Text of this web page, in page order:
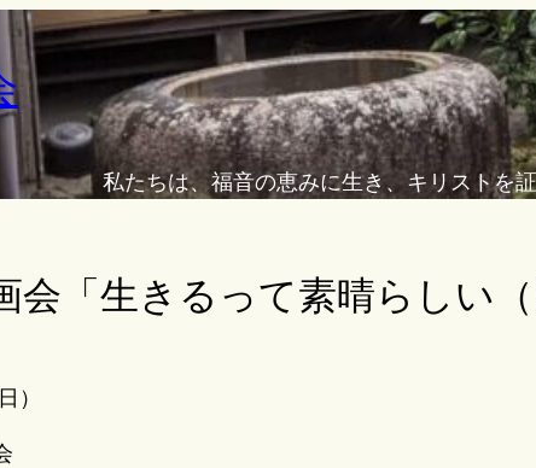
私たちは、福音の恵みに生き、キリストを
会「生きるって素晴らしい
）